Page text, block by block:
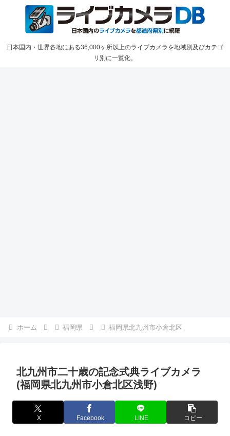
日本国内・世界各地にある36,000ヶ所以上のライブカメラを地域別及びカテゴ
リ別に一覧化。
ホーム 福岡県 福岡県北九州市小倉北区
北九州市二十歳の記念式典ライブカメラ
(福岡県北九州市小倉北区浅野)
X Facebook LINE コピー